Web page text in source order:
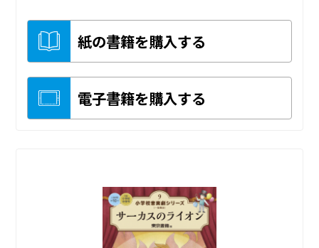
紙の書籍を購入する
電子書籍を購入する